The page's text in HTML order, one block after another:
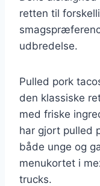
retten til
udbredelse.
Pulled pork
den klassiske
med friske
har gjort pulled
både unge og
menukortet i
trucks.